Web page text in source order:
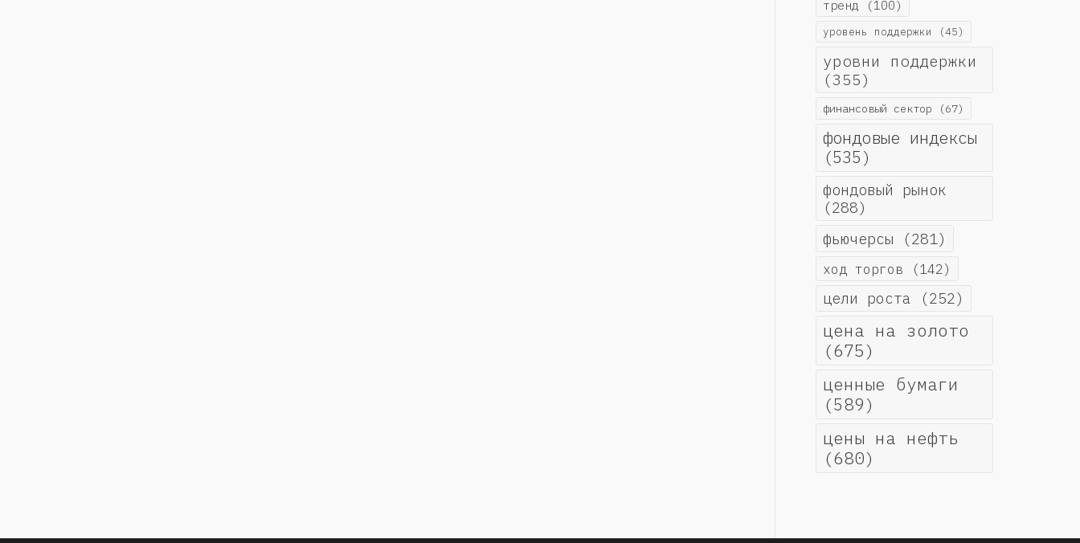
тренд (100)
уровень поддержки (45)
уровни поддержки
(355)
финансовый сектор (67)
фондовые индексы
(535)
фондовый рынок
(288)
фьючерсы (281)
ход торгов (142)
цели роста (252)
цена на золото
(675)
ценные бумаги
(589)
цены на нефть
(680)